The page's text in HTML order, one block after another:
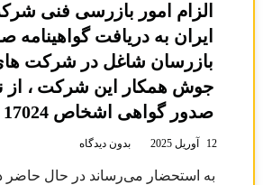
الزام امور بازرسی فنی
ایران به دریافت گواهینامه
بازرسان شاغل در شرکت
جوش همکار این شرکت ، از
صدور گواهی اشخاص 17024
12 آوریل 2025 بدون دیدگاه
به استحضار می‌رساند در حال